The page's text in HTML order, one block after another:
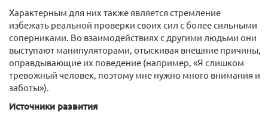
Характерным для них также является стремление
избежать реальной проверки своих сил с более сильными
соперниками. Во взаимодействиях с другими людьми они
выступают манипуляторами, отыскивая внешние причины,
оправдывающие их поведение (например, «Я слишком
тревожный человек, поэтому мне нужно много внимания и
заботы»).
Источники развития